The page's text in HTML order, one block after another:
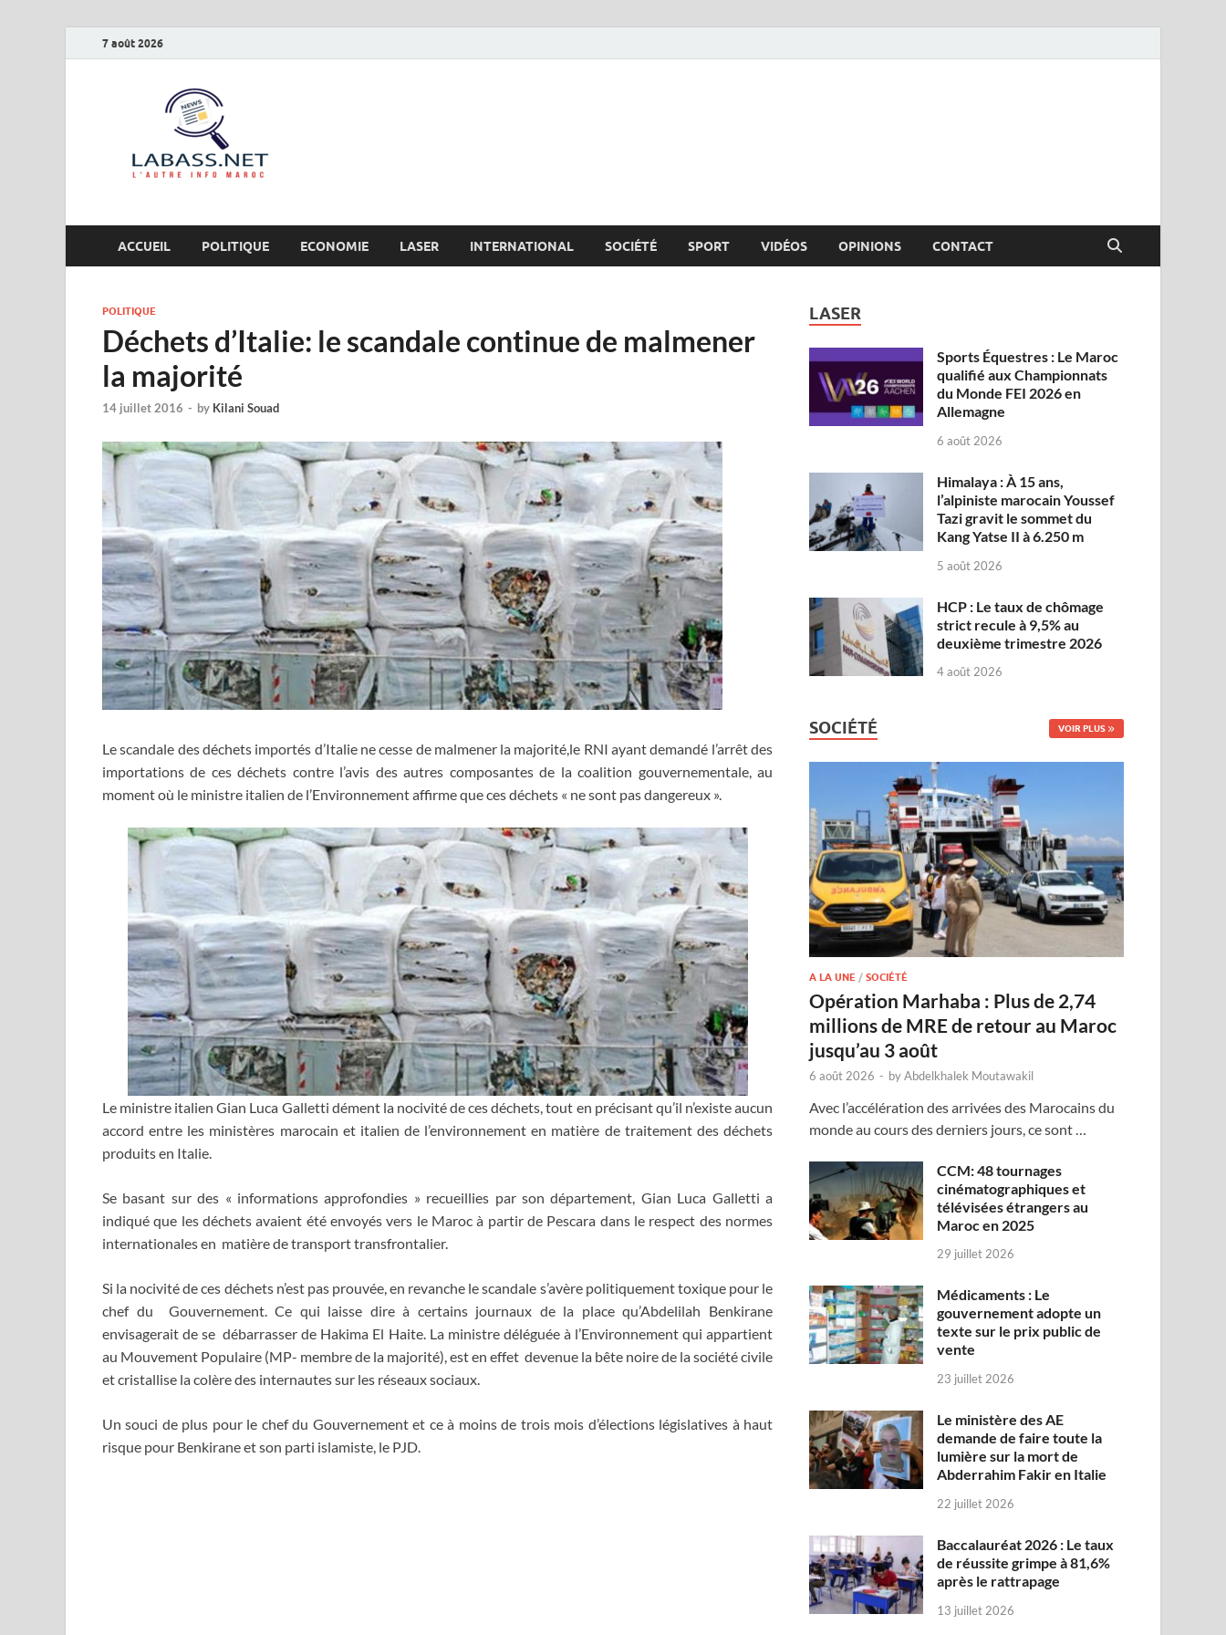
7 août 2026
ACCUEIL POLITIQUE ECONOMIE LASER INTERNATIONAL SOCIÉTÉ SPORT VIDÉOS OPINIONS CONTACT
POLITIQUE
Déchets d’Italie: le scandale continue de malmener
la majorité
14 juillet 2016 - by Kilani Souad
Le scandale des déchets importés d’Italie ne cesse de malmener la majorité,le RNI ayant demandé l’arrêt des
importations de ces déchets contre l’avis des autres composantes de la coalition gouvernementale, au
moment où le ministre italien de l’Environnement affirme que ces déchets « ne sont pas dangereux ».
Le ministre italien Gian Luca Galletti dément la nocivité de ces déchets, tout en précisant qu’il n’existe aucun
accord entre les ministères marocain et italien de l’environnement en matière de traitement des déchets
produits en Italie.
Se basant sur des « informations approfondies » recueillies par son département, Gian Luca Galletti a
indiqué que les déchets avaient été envoyés vers le Maroc à partir de Pescara dans le respect des normes
internationales en matière de transport transfrontalier.
Si la nocivité de ces déchets n’est pas prouvée, en revanche le scandale s’avère politiquement toxique pour le
chef du Gouvernement. Ce qui laisse dire à certains journaux de la place qu’Abdelilah Benkirane
envisagerait de se débarrasser de Hakima El Haite. La ministre déléguée à l’Environnement qui appartient
au Mouvement Populaire (MP- membre de la majorité), est en effet devenue la bête noire de la société civile
et cristallise la colère des internautes sur les réseaux sociaux.
Un souci de plus pour le chef du Gouvernement et ce à moins de trois mois d’élections législatives à haut
risque pour Benkirane et son parti islamiste, le PJD.
LASER
Sports Équestres : Le Maroc
qualifié aux Championnats
du Monde FEI 2026 en
Allemagne
6 août 2026
Himalaya : À 15 ans,
l’alpiniste marocain Youssef
Tazi gravit le sommet du
Kang Yatse II à 6.250 m
5 août 2026
HCP : Le taux de chômage
strict recule à 9,5% au
deuxième trimestre 2026
4 août 2026
SOCIÉTÉ VOIR PLUS
A LA UNE /SOCIÉTÉ
Opération Marhaba : Plus de 2,74
millions de MRE de retour au Maroc
jusqu’au 3 août
6 août 2026 - byAbdelkhalek Moutawakil
Avec l’accélération des arrivées des Marocains du
monde au cours des derniers jours, ce sont …
CCM: 48 tournages
cinématographiques et
télévisées étrangers au
Maroc en 2025
29 juillet 2026
Médicaments : Le
gouvernement adopte un
texte sur le prix public de
vente
23 juillet 2026
Le ministère des AE
demande de faire toute la
lumière sur la mort de
Abderrahim Fakir en Italie
22 juillet 2026
Baccalauréat 2026 : Le taux
de réussite grimpe à 81,6%
après le rattrapage
13 juillet 2026